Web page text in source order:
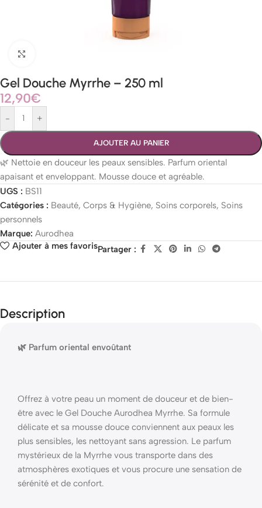
Gel Douche Myrrhe – 250 ml
12,90€
- +
AJOUTER AU PANIER
🌿 Nettoie en douceur les peaux sensibles. Parfum oriental
apaisant et enveloppant. Mousse douce et agréable.
UGS : BS11
Catégories : Beauté, Corps & Hygiène, Soins corporels, Soins
personnels
Marque: Aurodhea
Ajouter à mes favorisPartager :
Description
🌿 Parfum oriental envoûtant
Offrez à votre peau un moment de douceur et de bien-
être avec le Gel Douche Aurodhea Myrrhe. Sa formule
délicate et sa mousse douce conviennent aux peaux les
plus sensibles, les nettoyant sans agression. Le parfum
mystérieux de la Myrrhe vous transporte dans des
atmosphères exotiques et vous procure une sensation de
sérénité et de confort.